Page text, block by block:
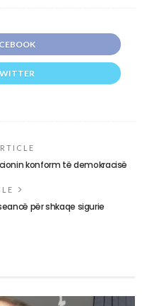
konform të demokracisë
për shkaqe sigurie